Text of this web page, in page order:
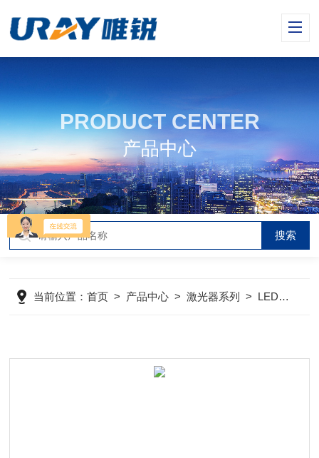
PRODUCT CENTER
产品中心
当前位置：首页 > 产品中心 >激光器系列 > LED发光二极管